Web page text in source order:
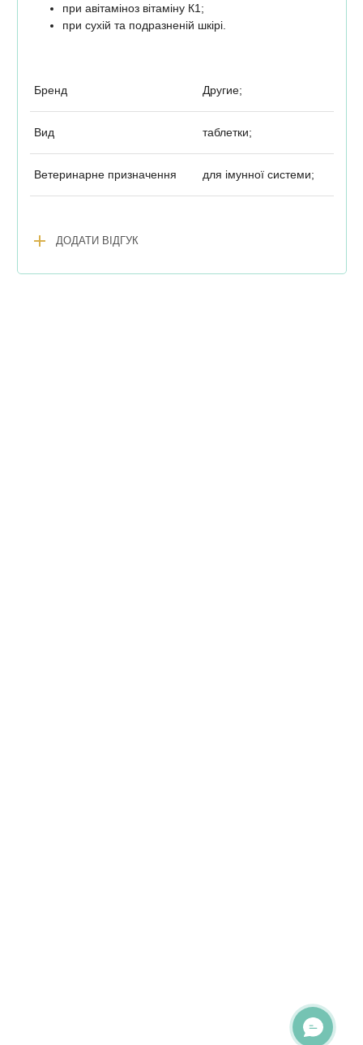
при авітаміноз вітаміну К1;
при сухій та подразненій шкірі.
Бренд Другие;
Вид таблетки;
Ветеринарне призначення для імунної системи;
add ДОДАТИ ВІДГУК